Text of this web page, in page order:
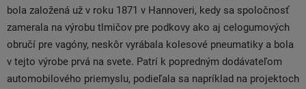
bola založená už v roku 1871 v Hannoveri, kedy sa spoločnosť
zamerala na výrobu tlmičov pre podkovy ako aj celogumových
obručí pre vagóny, neskôr vyrábala kolesové pneumatiky a bola
v tejto výrobe prvá na svete. Patrí k popredným dodávateľom
automobilového priemyslu, podieľala sa napríklad na projektoch